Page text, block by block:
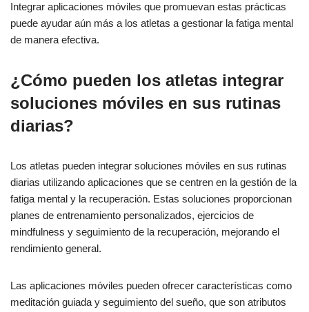
Integrar aplicaciones móviles que promuevan estas prácticas
puede ayudar aún más a los atletas a gestionar la fatiga mental
de manera efectiva.
¿Cómo pueden los atletas integrar
soluciones móviles en sus rutinas
diarias?
Los atletas pueden integrar soluciones móviles en sus rutinas
diarias utilizando aplicaciones que se centren en la gestión de la
fatiga mental y la recuperación. Estas soluciones proporcionan
planes de entrenamiento personalizados, ejercicios de
mindfulness y seguimiento de la recuperación, mejorando el
rendimiento general.
Las aplicaciones móviles pueden ofrecer características como
meditación guiada y seguimiento del sueño, que son atributos